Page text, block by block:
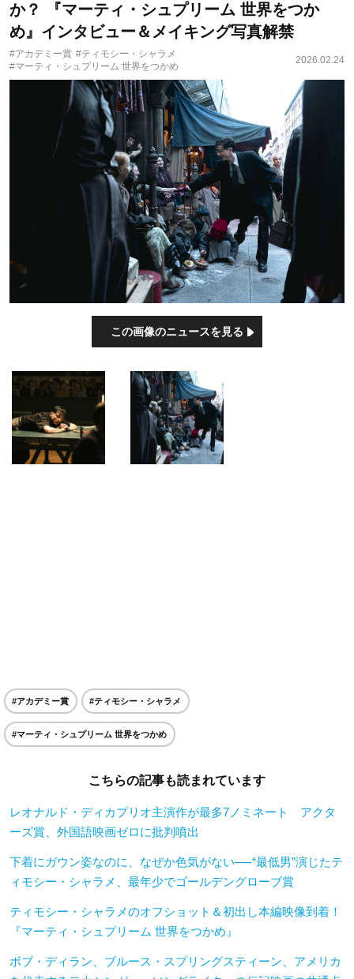
か？ 『マーティ・シュプリーム 世界をつか
め』インタビュー＆メイキング写真解禁
#アカデミー賞 #ティモシー・シャラメ
#マーティ・シュプリーム 世界をつかめ
2026.02.24
この画像のニュースを見る
#アカデミー賞 #ティモシー・シャラメ
#マーティ・シュプリーム 世界をつかめ
こちらの記事も読まれています
レオナルド・ディカプリオ主演作が最多7ノミネート アクタ
ーズ賞、外国語映画ゼロに批判噴出
下着にガウン姿なのに、なぜか色気がない──“最低男”演じたテ
ィモシー・シャラメ、最年少でゴールデングローブ賞
ティモシー・シャラメのオフショット＆初出し本編映像到着！
『マーティ・シュプリーム 世界をつかめ』
ボブ・ディラン、ブルース・スプリングスティーン、アメリカ